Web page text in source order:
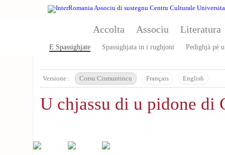
Accolta Associu Literatura
E Spassighjate Spassighjata in i rughjoni Pedighjà pè
Versione : Corsu Cismuntincu Français English
U chjassu di u pidone di